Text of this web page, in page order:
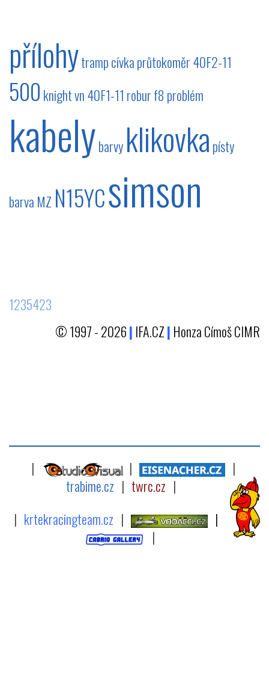
přílohytrampcívkaprůtokoměr40F2-11
500 knightvn40F1-11 roburf8 problém
kabelybarvy klikovka písty
barva MZ N15YCsimson
1235423
© 1997 - 2026| IFA.CZ| Honza Címoš CIMR
| |
|
trabime.cz | twrc.cz |
| krtekracingteam.cz |
|
|